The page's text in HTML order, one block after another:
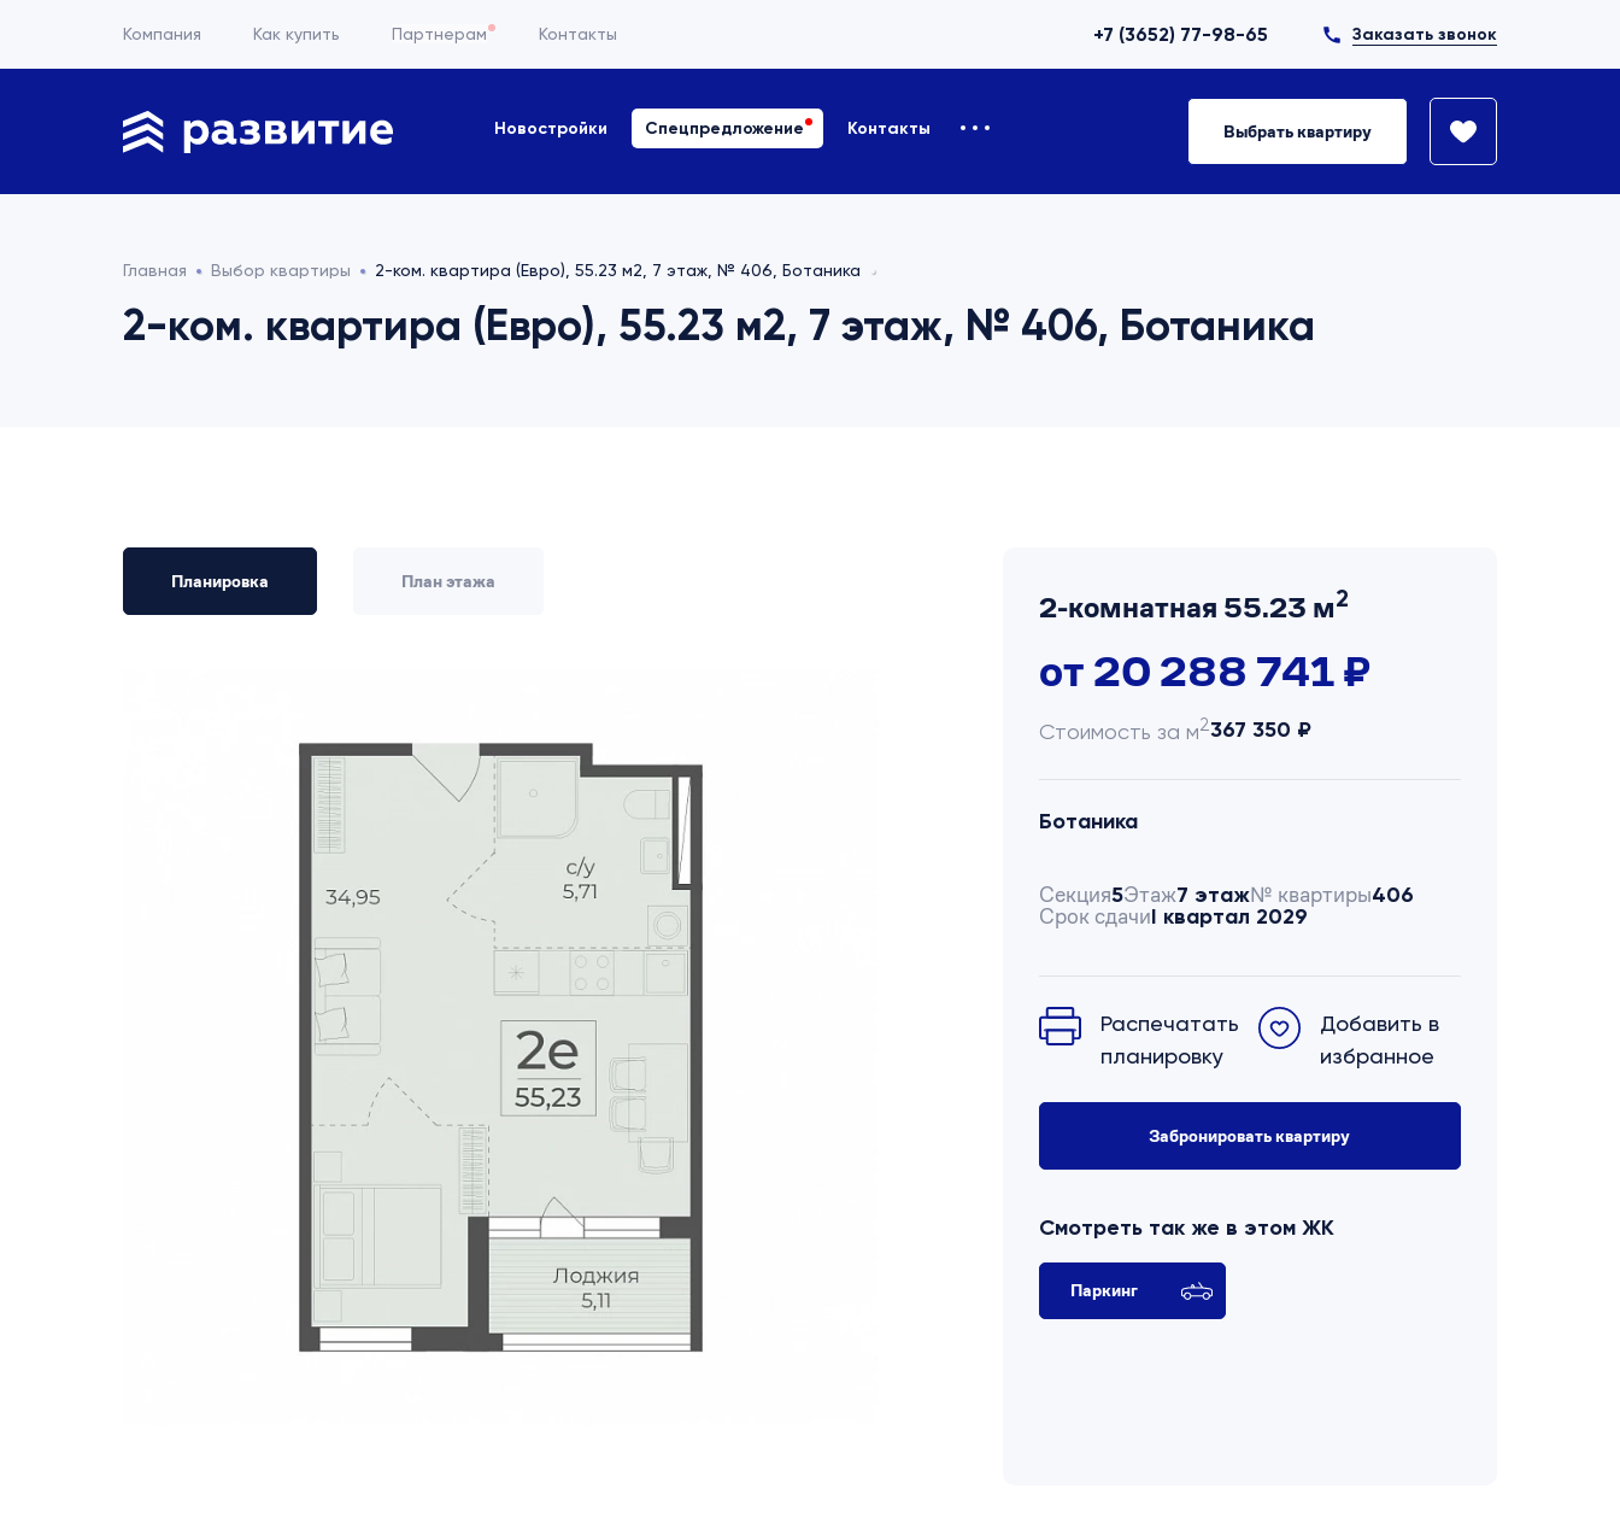
Компания Как купить Партнерам Контакты +7 (3652) 77-98-65 Заказать звонок
Новостройки Спецпредложение Контакты Выбрать квартиру
Главная Выбор квартиры 2-ком. квартира (Евро), 55.23 м2, 7 этаж, № 406, Ботаника
2-ком. квартира (Евро), 55.23 м2, 7 этаж, № 406, Ботаника
Планировка План этажа
2-комнатная 55.23 м2
от 20 288 741 ₽
Стоимость за м2367 350 ₽
Ботаника
Секция5Этаж7 этаж№ квартиры406
Срок сдачиI квартал 2029
Распечатать
планировку
Добавить в
избранное
Забронировать квартиру
Смотреть так же в этом ЖК
Паркинг